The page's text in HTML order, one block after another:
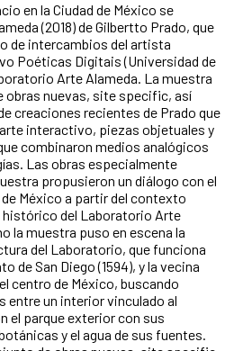
en la Ciudad de México se
(2018) de Gilbertto Prado, que
de intercambios del artista
Poéticas Digitais (Universidad de
Arte Alameda. La muestra
obras nuevas, site specific, así
creaciones recientes de Prado que
interactivo, piezas objetuales y
combinaron medios analógicos
Las obras especialmente
propusieron un diálogo con el
México a partir del contexto
del Laboratorio Arte
la muestra puso en escena la
del Laboratorio, que funciona
de San Diego (1594), y la vecina
centro de México, buscando
entre un interior vinculado al
el parque exterior con sus
y el agua de sus fuentes.